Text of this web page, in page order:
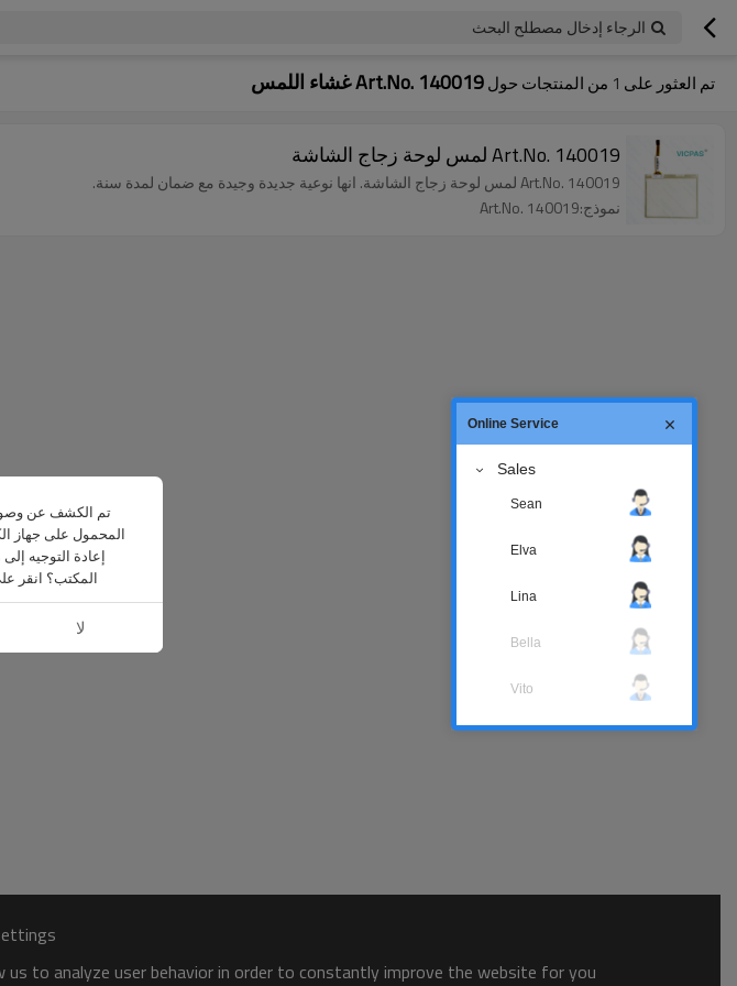
الرجاء إدخال مصطلح البحث
تم العثور على 1 من المنتجات حولArt.No. 140019 غشاء اللمس
Art.No. 140019 لمس لوحة زجاج الشاشة
Art.No. 140019 لمس لوحة زجاج الشاشة. انها نوعية جديدة وجيدة مع ضمان لمدة سنة.
نموذج:Art.No. 140019
to analyze user behavior in order to constantly improve the website for you.
تم الكشف عن
المحمول على جهاز
إعادة التوجيه
المكتب؟ انقر
لا
Online Service
Sales
Sean
Elva
Lina
Bella
Vito